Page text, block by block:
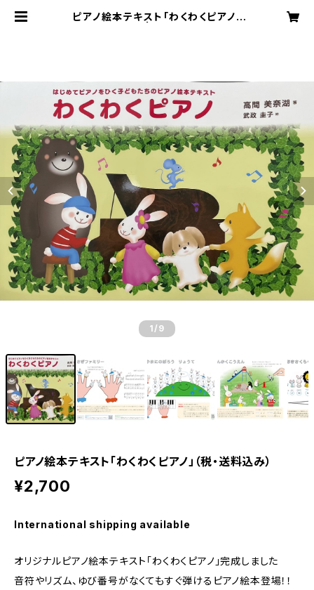
ピアノ絵本テキスト「わくわくピアノ」
1 /9
ピアノ絵本テキスト「わくわくピアノ」（税・送料込み）
¥2,700
International shipping available
オリジナルピアノ絵本テキスト「わくわくピアノ」完成しました
音符やリズム、ゆび番号がなくてもすぐ弾けるピアノ絵本登場！！